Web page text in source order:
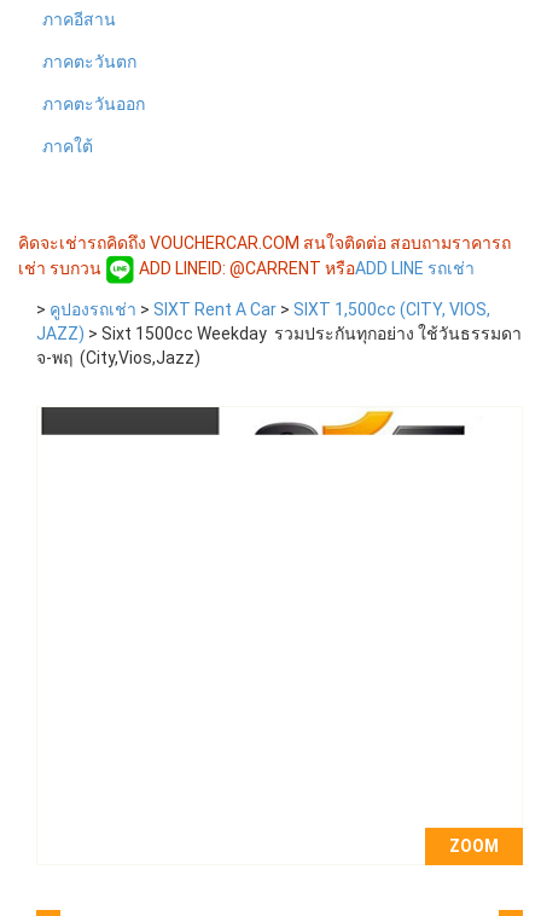
ภาคอีสาน
ภาคตะวันตก
ภาคตะวันออก
ภาคใต้
คิดจะเช่ารถคิดถึง VOUCHERCAR.COM สนใจติดต่อ สอบถามราคารถ
เช่า รบกวน
ADD LINEID: @CARRENT หรือADD LINE รถเช่า
> คูปองรถเช่า > SIXT Rent A Car > SIXT 1,500cc (CITY, VIOS,
JAZZ) > Sixt 1500cc Weekday รวมประกันทุกอย่าง ใช้วันธรรมดา
จ-พฤ (City,Vios,Jazz)
ZOOM